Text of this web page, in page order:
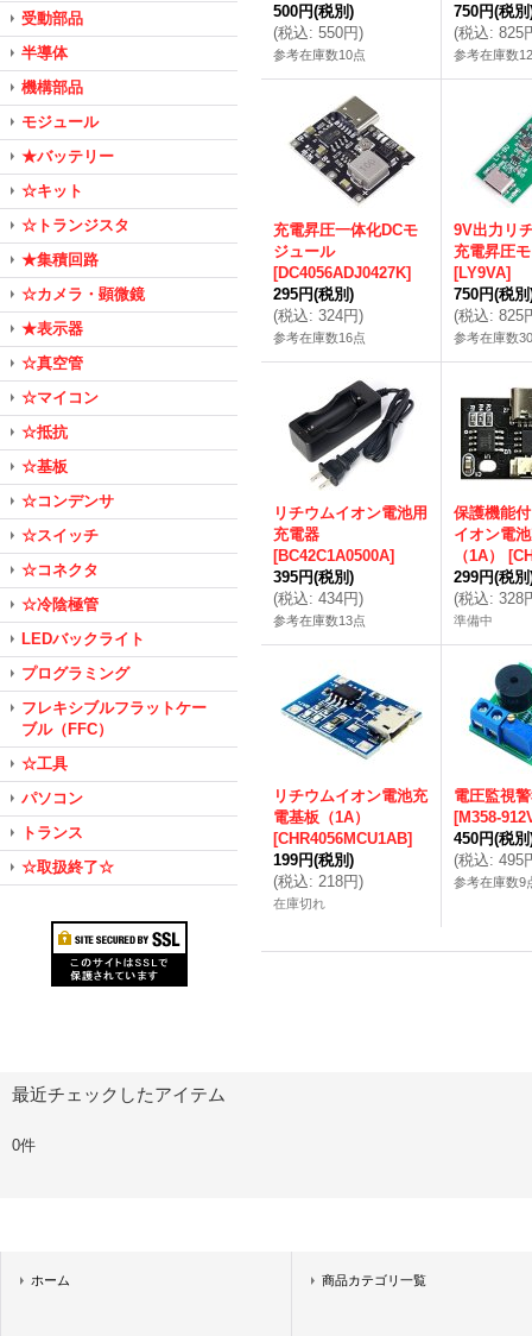
受動部品
半導体
機構部品
モジュール
★バッテリー
☆キット
☆トランジスタ
★集積回路
☆カメラ・顕微鏡
★表示器
☆真空管
☆マイコン
☆抵抗
☆基板
☆コンデンサ
☆スイッチ
☆コネクタ
☆冷陰極管
LEDバックライト
プログラミング
フレキシブルフラットケー
ブル（FFC）
☆工具
パソコン
トランス
☆取扱終了☆
500円(税別)
(税込: 550円)
参考在庫数10点
750円(税別
(税込: 825
参考在庫数
充電昇圧一体化DCモ
ジュール
[DC4056ADJ0427K]
295円(税別)
(税込: 324円)
参考在庫数16点
9V出力リ
充電昇圧
[LY9VA]
750円(税別
(税込: 825
参考在庫数
リチウムイオン電池用
充電器
[BC42C1A0500A]
395円(税別)
(税込: 434円)
参考在庫数13点
保護機能
イオン電
（1A）
[
299円(税別
(税込: 328
準備中
リチウムイオン電池充
電基板（1A）
[CHR4056MCU1AB]
199円(税別)
(税込: 218円)
在庫切れ
電圧監視
[M358-
450円(税別
(税込: 495
参考在庫数9
最近チェックしたアイテム
0件
ホーム 商品カテゴリ一覧